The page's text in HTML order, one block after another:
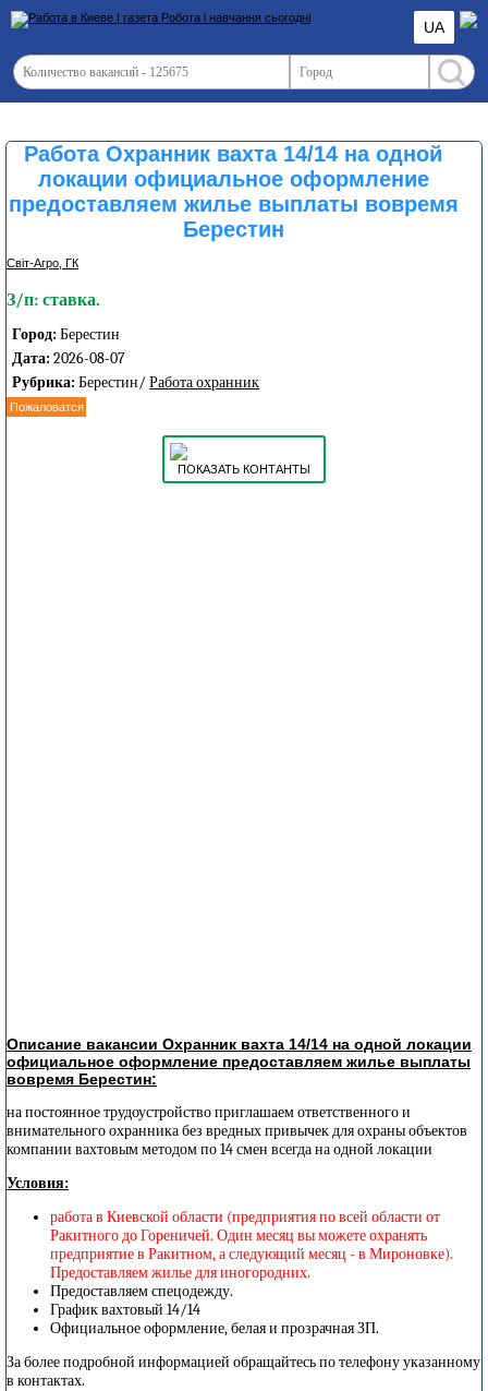
UA
Работа Охранник вахта 14/14 на одной
локации официальное оформление
предоставляем жилье выплаты вовремя
Берестин
Світ-Агро, ГК
З/п: ставка.
Город: Берестин
Дата: 2026-08-07
Рубрика: Берестин/ Работа охранник
Пожаловатся
ПОКАЗАТЬ КОНТАНТЫ
Описание вакансии Охранник вахта 14/14 на одной локации
официальное оформление предоставляем жилье выплаты
вовремя Берестин:
на постоянное трудоустройство приглашаем ответственного и
внимательного охранника без вредных привычек для охраны объектов
компании вахтовым методом по 14 смен всегда на одной локации
Условия:
работа в Киевской области (предприятия по всей области от
Ракитного до Гореничей. Один месяц вы можете охранять
предприятие в Ракитном, а следующий месяц - в Мироновке).
Предоставляем жилье для иногородних.
Предоставляем спецодежду.
График вахтовый 14/14
Официальное оформление, белая и прозрачная ЗП.
За более подробной информацией обращайтесь по телефону указанному
в контактах.